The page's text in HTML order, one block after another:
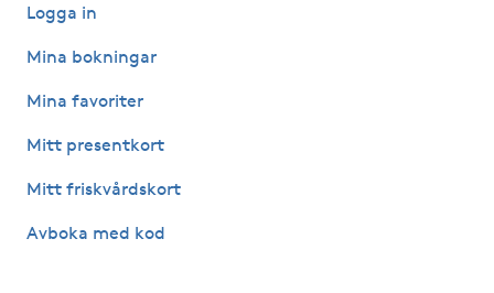
Hudvård
Hyperhidros
Logga in
Mina bokningar
Mina favoriter
Mitt presentkort
Mitt friskvårdskort
Avboka med kod